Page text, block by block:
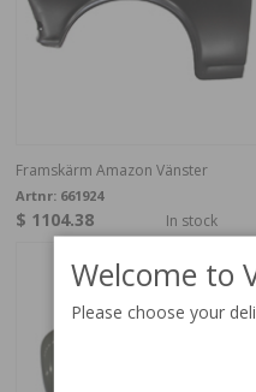
Framskärm Amazon Vänster
Artnr: 661924
$ 1104.38 In stock
Welcome to
Please choose your